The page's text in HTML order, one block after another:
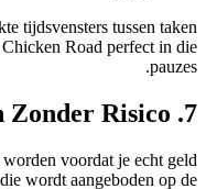
tijdsvensters tussen taken
Chicken Road perfect in die
pauzes.
7. Demo Mode – Oefen Zonder Risico
voordat je echt geld
wordt aangeboden op de